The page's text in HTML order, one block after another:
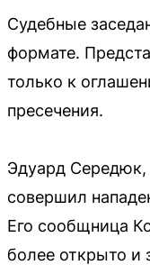
Судебные
формате.
только к
пресечения.
Эдуард Середюк,
совершил
Его сообщница
более открыто и